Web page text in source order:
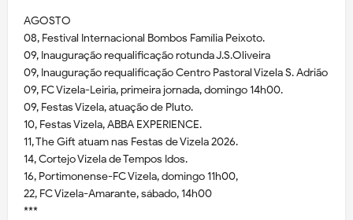
AGOSTO
08, Festival Internacional Bombos Família Peixoto.
09, Inauguração requalificação rotunda J.S.Oliveira
09, Inauguração requalificação Centro Pastoral Vizela S. Adrião
09, FC Vizela-Leiria, primeira jornada, domingo 14h00.
09, Festas Vizela, atuação de Pluto.
10, Festas Vizela, ABBA EXPERIENCE.
11, The Gift atuam nas Festas de Vizela 2026.
14, Cortejo Vizela de Tempos Idos.
16, Portimonense-FC Vizela, domingo 11h00,
22, FC Vizela-Amarante, sábado, 14h00
***